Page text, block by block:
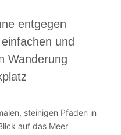
entgegen
und
Wanderung